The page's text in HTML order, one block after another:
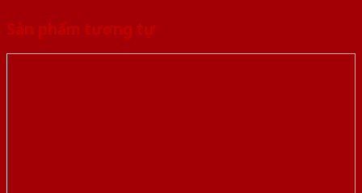
Sản phẩm tương tự